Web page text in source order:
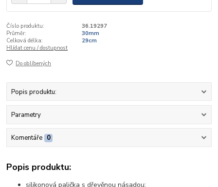
Číslo produktu:
36.19297
Průměr:
30mm
Celková délka:
29cm
Hlídat cenu / dostupnost
Do oblíbených
Popis produktu:
Parametry
Komentáře 0
Popis produktu:
silikonová palička s dřevěnou násadou;